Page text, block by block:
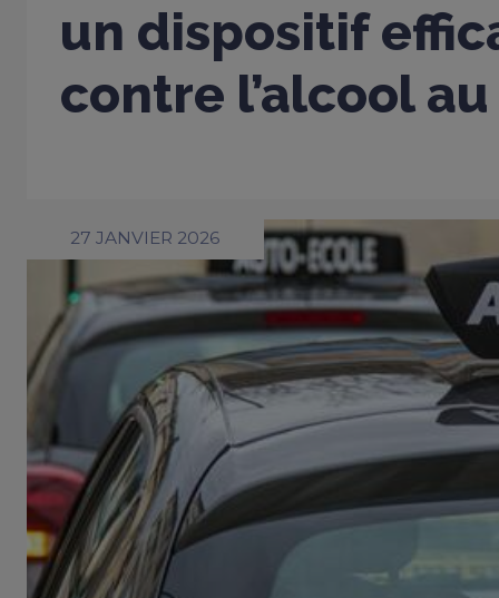
un dispositif
contre l’alcool
27 JANVIER 2026